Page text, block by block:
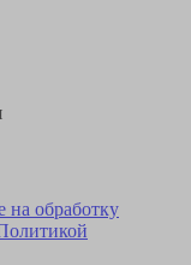
на обработку